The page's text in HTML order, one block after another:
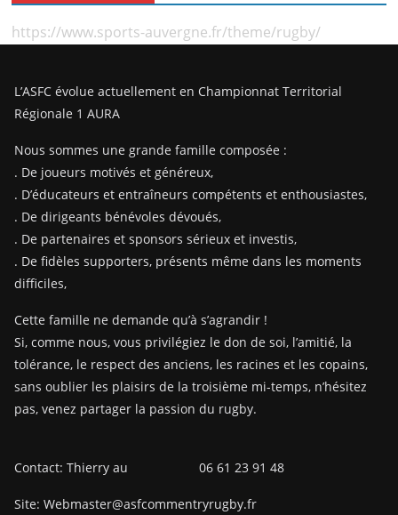
https://www.sports-auvergne.fr/theme/rugby/
L’ASFC évolue actuellement en Championnat Territorial
Régionale 1 AURA
Nous sommes une grande famille composée :
. De joueurs motivés et généreux,
. D’éducateurs et entraîneurs compétents et enthousiastes,
. De dirigeants bénévoles dévoués,
. De partenaires et sponsors sérieux et investis,
. De fidèles supporters, présents même dans les moments
difficiles,
Cette famille ne demande qu’à s’agrandir !
Si, comme nous, vous privilégiez le don de soi, l’amitié, la
tolérance, le respect des anciens, les racines et les copains,
sans oublier les plaisirs de la troisième mi-temps, n’hésitez
pas, venez partager la passion du rugby.
Contact: Thierry au 06 61 23 91 48
Site: Webmaster@asfcommentryrugby.fr